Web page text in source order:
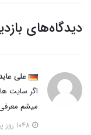
دیدگاه‌های
علی
اگر سایت
میشم